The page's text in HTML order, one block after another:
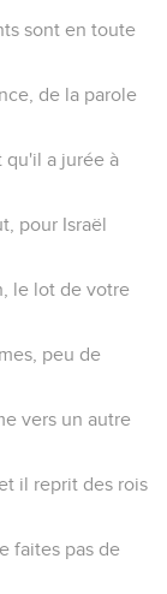
sont en toute
de la parole
qu'il a jurée à
pour Israël
le lot de votre
peu de
vers un autre
il reprit des rois
faites pas de